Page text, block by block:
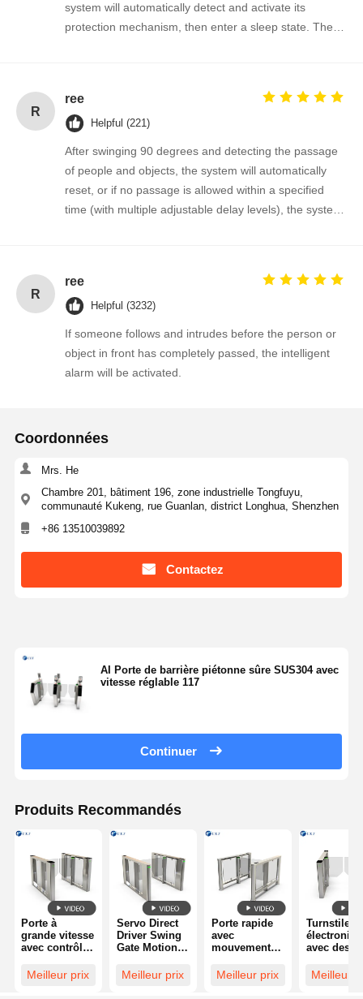
system will automatically detect and activate its
protection mechanism, then enter a sleep state. The
R
ree
Helpful (221)
After swinging 90 degrees and detecting the passage
of people and objects, the system will automatically
reset, or if no passage is allowed within a specified
time (with multiple adjustable delay levels), the system
R
ree
Helpful (3232)
If someone follows and intrudes before the person or
object in front has completely passed, the intelligent
alarm will be activated.
Coordonnées
Mrs. He
Chambre 201, bâtiment 196, zone industrielle Tongfuyu,
communauté Kukeng, rue Guanlan, district Longhua, Shenzhen
+86 13510039892
Contactez
AI Porte de barrière piétonne sûre SUS304 avec
vitesse réglable 117
Continuer
Produits Recommandés
Porte à
grande vitesse
avec contrôle
détecteur de
mouvement
Meilleur prix
Servo Direct
Driver Swing
Gate Motion
avec une
vitesse de
Meilleur prix
Porte rapide
avec
mouvement
battant à
servomoteur
Meilleur prix
Turnstile
avec des
rapides
Meilleur